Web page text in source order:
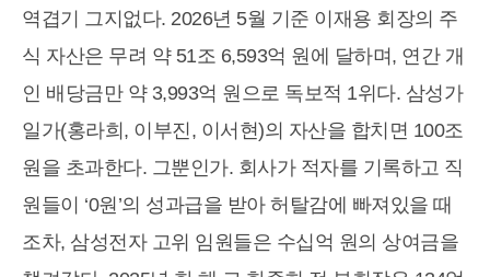
역겹기 그지없다. 2026년 5월 기준 이재용 회장의 주
식 자산은 무려 약 51조 6,593억 원에 달하며, 연간 개
인 배당금만 약 3,993억 원으로 독보적 1위다. 삼성가
일가(홍라희, 이부진, 이서현)의 자산을 합치면 100조
원을 초과한다. 그뿐인가. 회사가 적자를 기록하고 직
원들이 ‘0원’의 성과급을 받아 허탈감에 빠져있을 때
조차, 삼성전자 고위 임원들은 수십억 원의 상여금을